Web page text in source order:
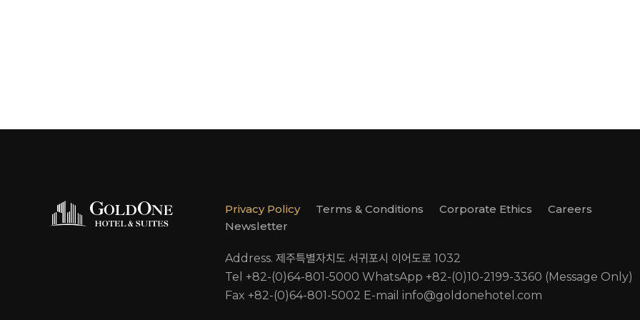
Privacy Policy Terms & Conditions Corporate Ethics
Careers
Newsletter
Address. 제주특별자치도 서귀포시 이어도로 1032
Tel +82-(0)64-801-5000 WhatsApp +82-(0)10-2199-3360 (Message Only)
Fax +82-(0)64-801-5002 E-mail info@goldonehotel.com